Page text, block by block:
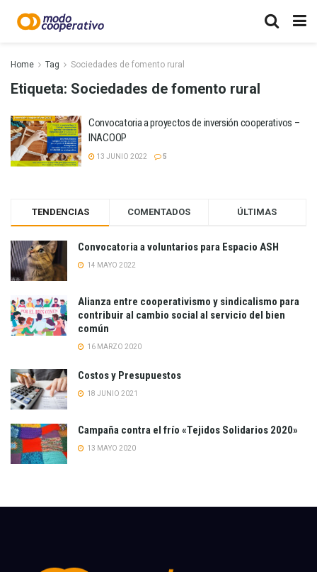
Home Tag Sociedades de fomento rural
Etiqueta: Sociedades de fomento rural
Convocatoria a proyectos de inversión cooperativos –
INACOOP
13 JUNIO 2022 5
TENDENCIAS COMENTADOS ÚLTIMAS
Convocatoria a voluntarios para Espacio ASH
14 MAYO 2022
Alianza entre cooperativismo y sindicalismo para
contribuir al cambio social al servicio del bien
común
16 MARZO 2020
Costos y Presupuestos
18 JUNIO 2021
Campaña contra el frío «Tejidos Solidarios 2020»
13 MAYO 2020